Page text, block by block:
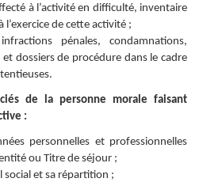
à l’activité en difficulté, inventaire
l’exercice de cette activité ;
pénales, condamnations,
dossiers de procédure dans le cadre
de la personne morale faisant
:
personnelles et professionnelles
ou Titre de séjour ;
et sa répartition ;